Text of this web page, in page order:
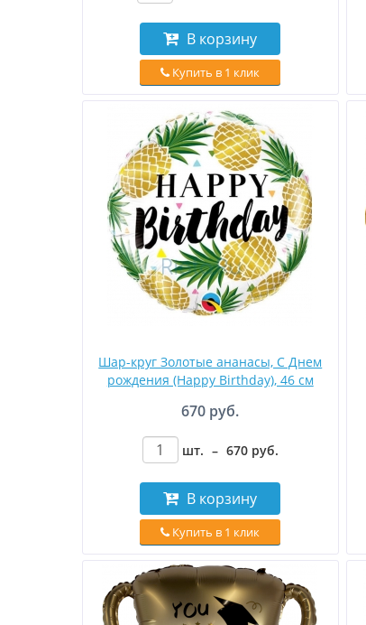
В корзину
Купить в 1 клик
Шар-круг Золотые ананасы, C Днем
рождения (Happy Birthday), 46 см
670 руб.
шт. – 670 руб.
В корзину
Купить в 1 клик